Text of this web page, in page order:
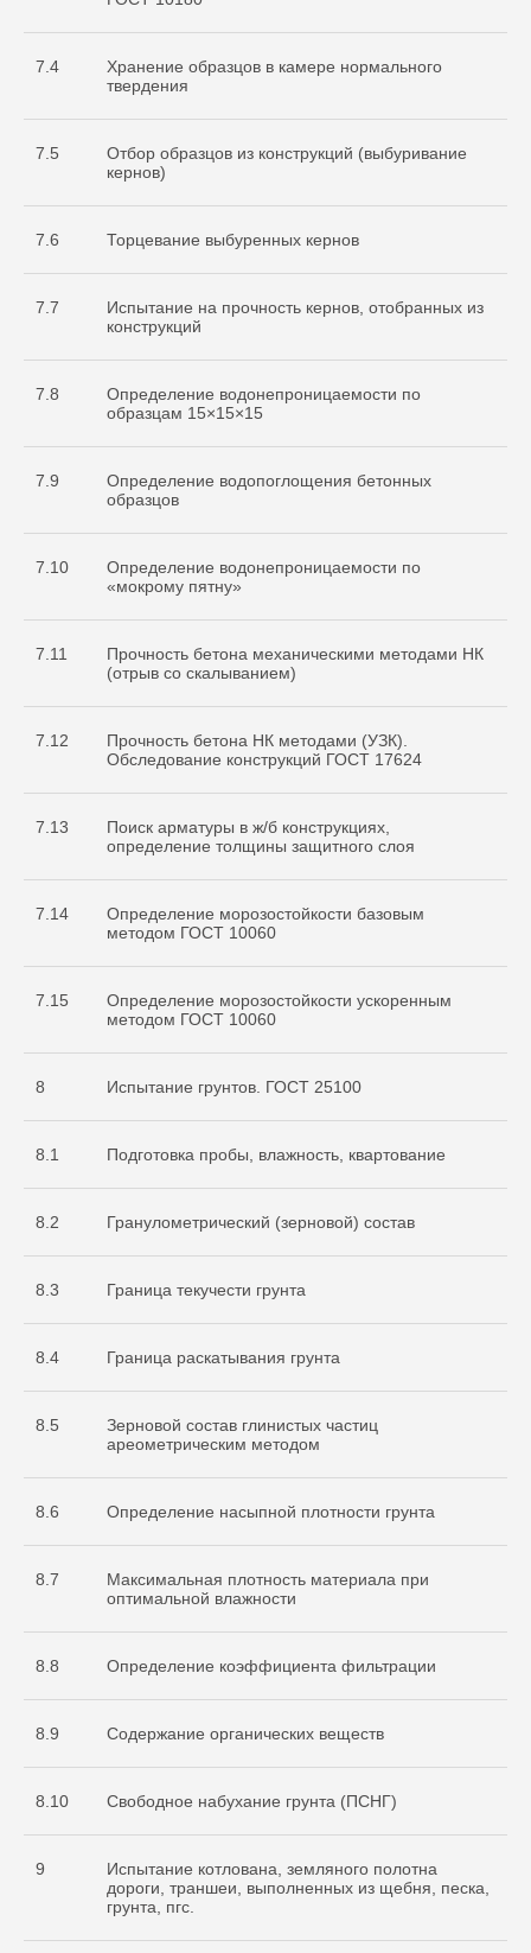
7.4
Хранение образцов в камере нормального
твердения
7.5
Отбор образцов из конструкций (выбуривание
кернов)
7.6 Торцевание выбуренных кернов
7.7
Испытание на прочность кернов, отобранных из
конструкций
7.8
Определение водонепроницаемости по
образцам 15×15×15
7.9
Определение водопоглощения бетонных
образцов
7.10
Определение водонепроницаемости по
«мокрому пятну»
7.11
Прочность бетона механическими методами НК
(отрыв со скалыванием)
7.12
Прочность бетона НК методами (УЗК).
Обследование конструкций ГОСТ 17624
7.13
Поиск арматуры в ж/б конструкциях,
определение толщины защитного слоя
7.14
Определение морозостойкости базовым
методом ГОСТ 10060
7.15
Определение морозостойкости ускоренным
методом ГОСТ 10060
8 Испытание грунтов. ГОСТ 25100
8.1 Подготовка пробы, влажность, квартование
8.2 Гранулометрический (зерновой) состав
8.3 Граница текучести грунта
8.4 Граница раскатывания грунта
8.5
Зерновой состав глинистых частиц
ареометрическим методом
8.6 Определение насыпной плотности грунта
8.7
Максимальная плотность материала при
оптимальной влажности
8.8 Определение коэффициента фильтрации
8.9 Содержание органических веществ
8.10 Свободное набухание грунта (ПСНГ)
9
Испытание котлована, земляного полотна
дороги, траншеи, выполненных из щебня, песка,
грунта, пгс.